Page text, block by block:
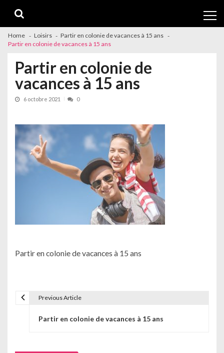
navigation
content
Home Loisirs
Partir en colonie de vacances à 15 ans
Partir en colonie de vacances à 15 ans
Partir en colonie de
vacances à 15 ans
6 octobre 2021 0
Partir en colonie de vacances à 15 ans
Previous Article
Partir en colonie de vacances à 15 ans